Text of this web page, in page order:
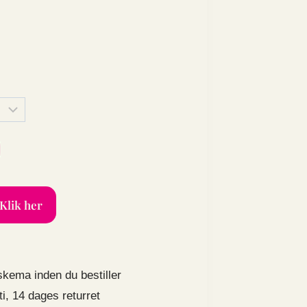
her
inden du bestiller
14 dages returret